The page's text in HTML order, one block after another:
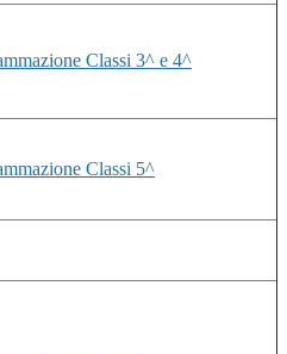
Classi 3^ e 4^
Classi 5^